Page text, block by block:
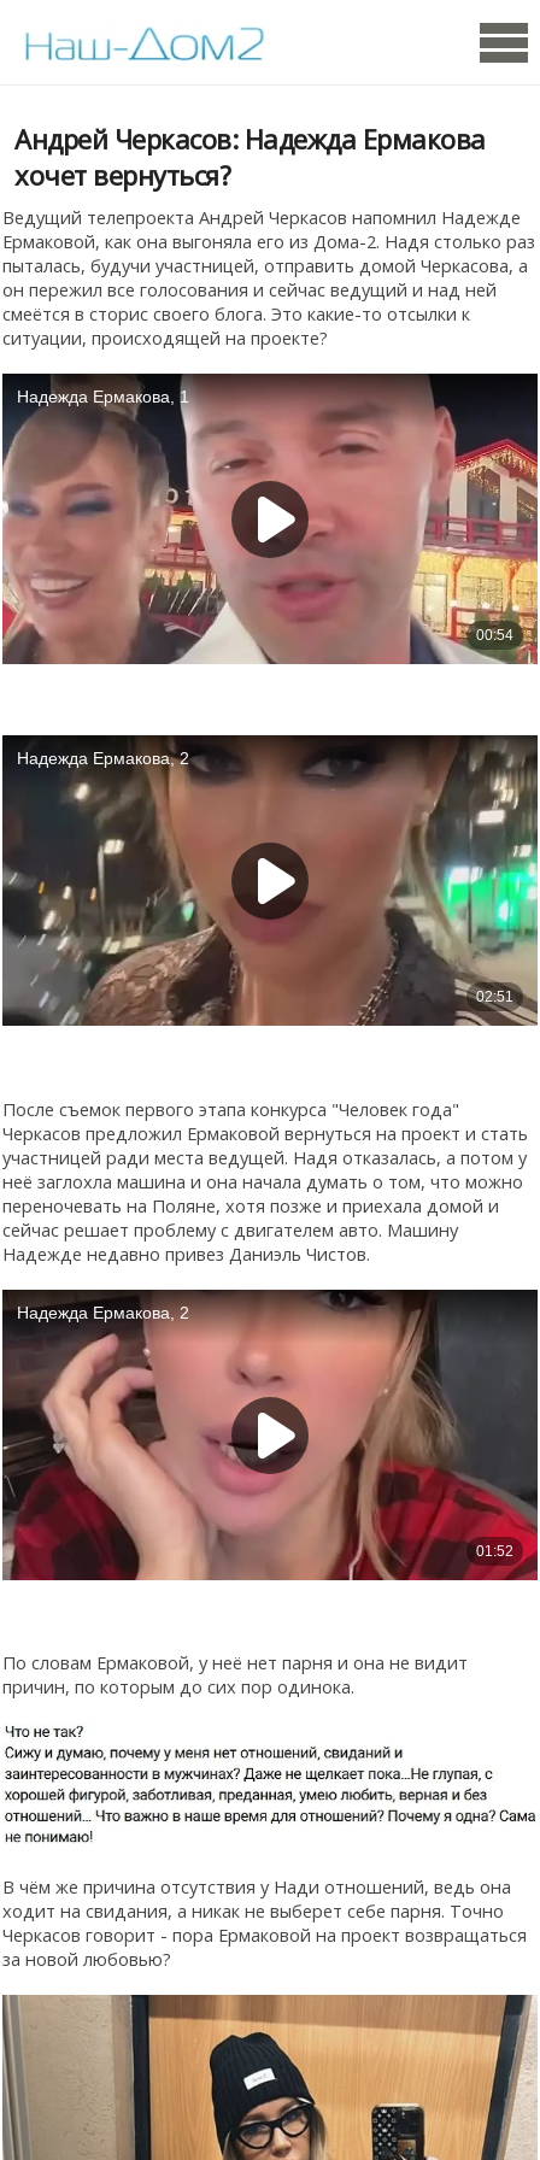
Андрей Черкасов: Надежда Ермакова
хочет вернуться?
Ведущий телепроекта Андрей Черкасов напомнил Надежде
Ермаковой, как она выгоняла его из Дома-2. Надя столько раз
пыталась, будучи участницей, отправить домой Черкасова, а
он пережил все голосования и сейчас ведущий и над ней
смеётся в сторис своего блога. Это какие-то отсылки к
ситуации, происходящей на проекте?
После съемок первого этапа конкурса "Человек года"
Черкасов предложил Ермаковой вернуться на проект и стать
участницей ради места ведущей. Надя отказалась, а потом у
неё заглохла машина и она начала думать о том, что можно
переночевать на Поляне, хотя позже и приехала домой и
сейчас решает проблему с двигателем авто. Машину
Надежде недавно привез Даниэль Чистов.
По словам Ермаковой, у неё нет парня и она не видит
причин, по которым до сих пор одинока.
В чём же причина отсутствия у Нади отношений, ведь она
ходит на свидания, а никак не выберет себе парня. Точно
Черкасов говорит - пора Ермаковой на проект возвращаться
за новой любовью?